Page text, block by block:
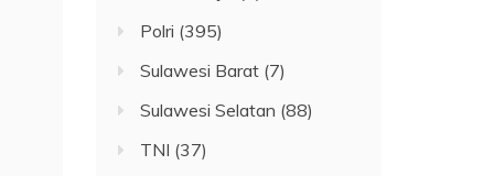
Polri (395)
Sulawesi Barat (7)
Sulawesi Selatan (88)
TNI (37)